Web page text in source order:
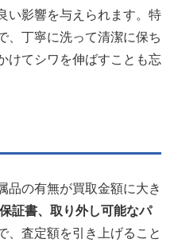
い影響を与えられます。特
、丁寧に洗って清潔に保ち
けてシワを伸ばすことも忘
品の有無が買取金額に大き
証書、取り外し可能なパ
、査定額を引き上げること